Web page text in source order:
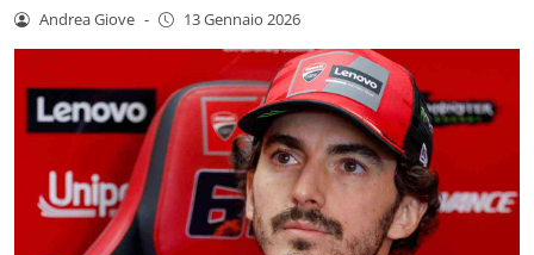
Andrea Giove - 13 Gennaio 2026